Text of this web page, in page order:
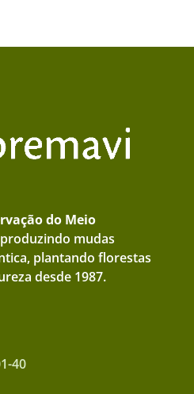
do Meio
produzindo mudas
plantando florestas
desde 1987.
40